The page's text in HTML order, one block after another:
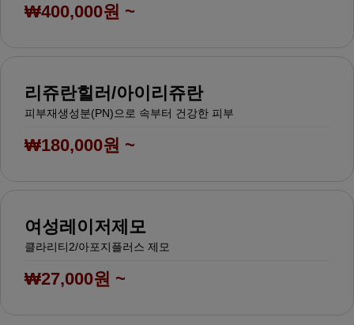
₩400,000원 ~
리쥬란힐러/아이리쥬란
피부재생성분(PN)으로 속부터 건강한 피부
₩180,000원 ~
여성레이저제모
클라리티2/아포지플러스 제모
₩27,000원 ~